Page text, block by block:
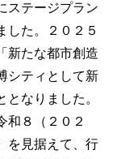
ステージプラン
した。２０２５
新たな都市創造
シティとして新
なりました。
和８（２０２
を見据えて、行